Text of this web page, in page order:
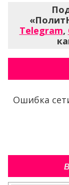
Telegram,
Ошибка